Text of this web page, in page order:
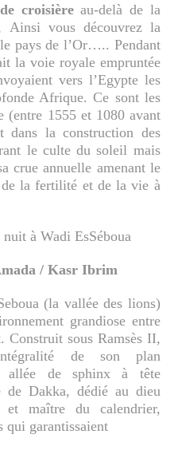
croisièreau-delà de la
Ainsi vous découvrez la
pays de l’Or….. Pendant
la voie royale empruntée
vers l’Egypte les
Afrique. Ce sont les
(entre 1555 et 1080 avant
dans la construction des
le culte du soleil mais
crue annuelle amenant le
la fertilité et de la vie à
à Wadi EsSéboua
/ Kasr Ibrim
(la vallée des lions)
grandiose entre
Construit sous Ramsès II,
de son plan
allée de sphinx à tête
de Dakka, dédié au dieu
maître du calendrier,
qui garantissaient